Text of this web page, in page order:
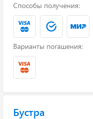
Способы получения:
Варианты погашения:
Бустра